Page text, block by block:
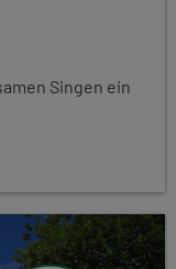
Singen ein